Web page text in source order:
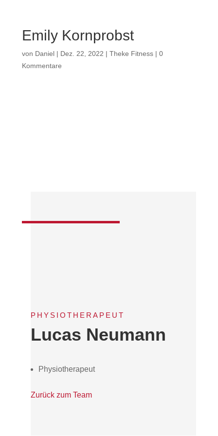
Emily Kornprobst
von Daniel| Dez. 22, 2022 | Theke Fitness| 0
Kommentare
PHYSIOTHERAPEUT
Lucas Neumann
Physiotherapeut
Zurück zum Team